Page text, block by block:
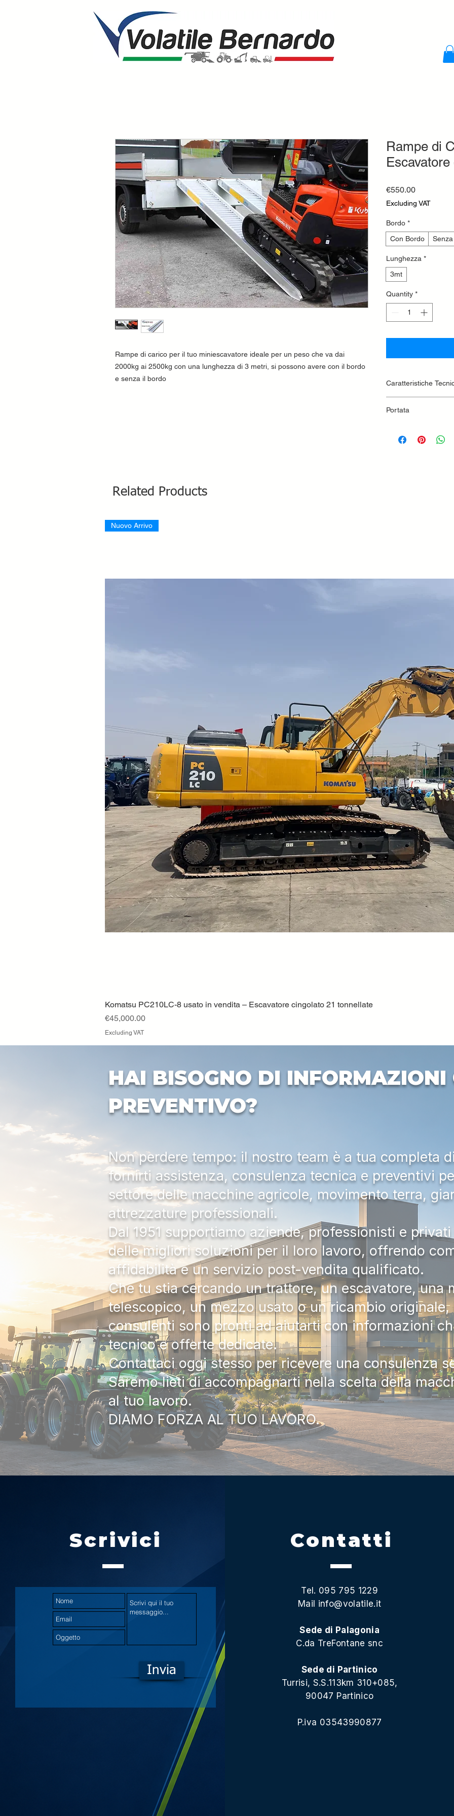
Rampe di carico per il tuo miniescavatore ideale per un peso che va dai
2000kg ai 2500kg con una lunghezza di 3 metri, si possono avere con il bordo
e senza il bordo
Rampe di
€550.00Price
Excluding VAT
Bordo *
Con Bordo
Lunghezza *
3mt
Quantity *
Caratteristiche
Peso 45kg
Portata
Passo 1500 kg
Related Products
Quick View
Nuovo Arrivo
Komatsu PC210LC-8 usato in vendita – Escavatore cingolato 21 tonnellate
Price
€45,000.00
Excluding VAT
HAI BISOGNO DI INFORMAZIONI
PREVENTIVO?
Non perdere tempo: il nostro team è a tua completa
fornirti assistenza, consulenza tecnica e preventivi
settore delle macchine agricole, movimento terra,
attrezzature professionali.
Dal 1951 supportiamo aziende, professionisti e
delle migliori soluzioni per il loro lavoro, offrendo
affidabilità e un servizio post-vendita qualificato.
Che tu stia cercando un trattore, un escavatore, una
telescopico, un mezzo usato o un ricambio
consulenti sono pronti ad aiutarti con informazioni
tecnico e offerte dedicate.
Contattaci oggi stesso per ricevere una consulenza
Saremo lieti di accompagnarti nella scelta della
al tuo lavoro.
DIAMO FORZA AL TUO LAVORO.
Scrivici
Invia
Contatti
Tel. 095 795 1229
Mail info@volatile.it
Sede di Palagonia
C.da TreFontane snc
Sede di Partinico
Turrisi, S.S.113km 310+085,
90047 Partinico
P.iva 03543990877